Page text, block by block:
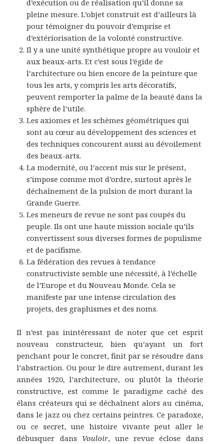
d’exécution ou de réalisation qu’il donne sa
pleine mesure. L’objet construit est d’ailleurs là
pour témoigner du pouvoir d’emprise et
d’extériorisation de la volonté constructive.
Il y a une unité synthétique propre au vouloir et
aux beaux-arts. Et c’est sous l’égide de
l’architecture ou bien encore de la peinture que
tous les arts, y compris les arts décoratifs,
peuvent remporter la palme de la beauté dans la
sphère de l’utile.
Les axiomes et les schèmes géométriques qui
sont au cœur au développement des sciences et
des techniques concourent aussi au dévoilement
des beaux-arts.
La modernité, ou l’accent mis sur le présent,
s’impose comme mot d’ordre, surtout après le
déchaînement de la pulsion de mort durant la
Grande Guerre.
Les meneurs de revue ne sont pas coupés du
peuple. Ils ont une haute mission sociale qu’ils
convertissent sous diverses formes de populisme
et de pacifisme.
La fédération des revues à tendance
constructiviste semble une nécessité, à l’échelle
de l’Europe et du Nouveau Monde. Cela se
manifeste par une intense circulation des
projets, des graphismes et des noms.
Il n’est pas inintéressant de noter que cet esprit
nouveau constructeur, bien qu’ayant un fort
penchant pour le concret, finit par se résoudre dans
l’abstraction. Ou pour le dire autrement, durant les
années 1920, l’architecture, ou plutôt la théorie
constructive, est comme le paradigme caché des
élans créateurs qui se déchaînent alors au cinéma,
dans le jazz ou chez certains peintres. Ce paradoxe,
ou ce secret, une histoire vivante peut aller le
débusquer dans Vouloir, une revue éclose dans